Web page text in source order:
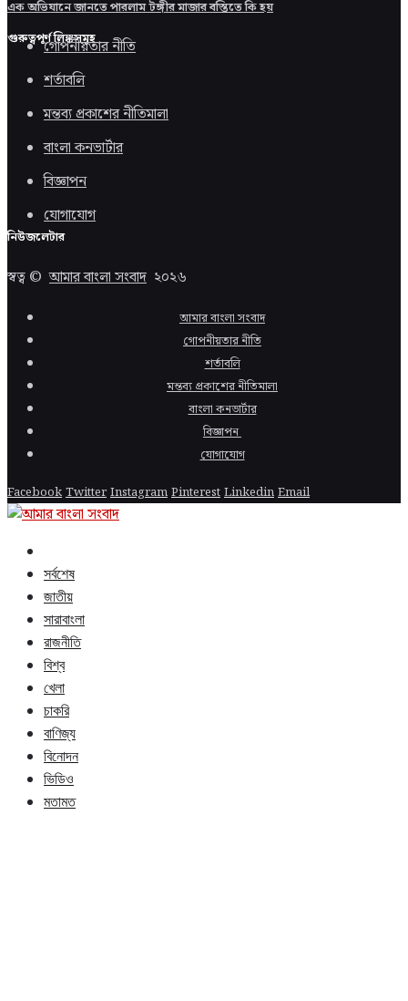
এক অভিযানে জানতে পারলাম টঙ্গীর মাজার বস্তিতে কি হয়
গুরুত্বপূর্ণ লিঙ্কসমূহ
গোপনীয়তার নীতি
শর্তাবলি
মন্তব্য প্রকাশের নীতিমালা
বাংলা কনভার্টার
বিজ্ঞাপন
যোগাযোগ
নিউজলেটার
স্বত্ব ©আমার বাংলা সংবাদ ২০২৬
আমার বাংলা সংবাদ
গোপনীয়তার নীতি
শর্তাবলি
মন্তব্য প্রকাশের নীতিমালা
বাংলা কনভার্টার
বিজ্ঞাপন
যোগাযোগ
FacebookTwitterInstagramPinterestLinkedinEmail
সর্বশেষ
জাতীয়
সারাবাংলা
রাজনীতি
বিশ্ব
খেলা
চাকরি
বাণিজ্য
বিনোদন
ভিডিও
মতামত